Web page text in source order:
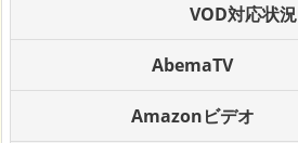
VOD対応状況
AbemaTV
Amazonビデオ